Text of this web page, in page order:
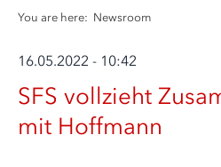
You are here: Newsroom
16.05.2022 - 10:42
SFS vollzieht
mit Hoffmann